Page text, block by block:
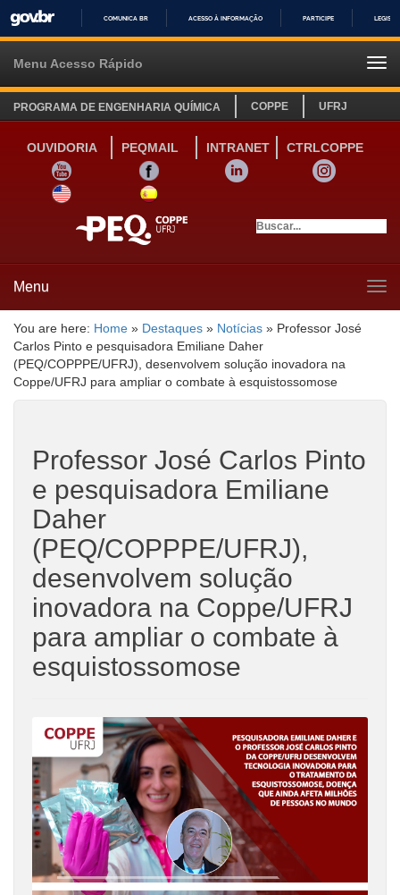
IR
COMUNICA BR ACESSO À INFORMAÇÃO PARTICIPE
Menu Acesso Rápido
PROGRAMA DE ENGENHARIA QUÍMICA COPPE UFRJ
OUVIDORIA PEQMAIL INTRANET
CTRLCOPPE
YOUTUBE
FACEBOOK LINKEDIN
INSTAGRAM
SITE INGLÊS
LINK SITE ESPANHOL
Menu
You are here: Home » Destaques » Notícias » Professor José
Carlos Pinto e pesquisadora Emiliane Daher
(PEQ/COPPPE/UFRJ), desenvolvem solução inovadora na
Coppe/UFRJ para ampliar o combate à esquistossomose
Professor José Carlos Pinto
e pesquisadora Emiliane
Daher
(PEQ/COPPPE/UFRJ),
desenvolvem solução
inovadora na Coppe/UFRJ
para ampliar o combate à
esquistossomose